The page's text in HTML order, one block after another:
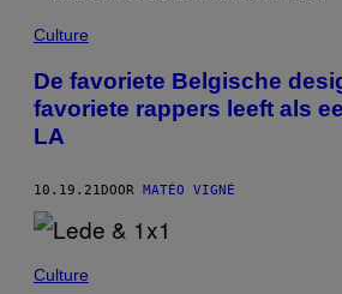
Culture
De favoriete Belgische
favoriete rappers leeft als
LA
10.19.21DOOR MATÉO VIGNÉ
Culture